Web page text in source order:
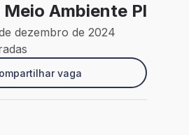
Ambiente Pl
dezembro de 2024
vaga
Natal - RN